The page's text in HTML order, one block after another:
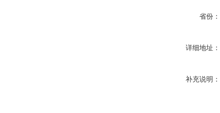
省份：
详细地址：
补充说明：